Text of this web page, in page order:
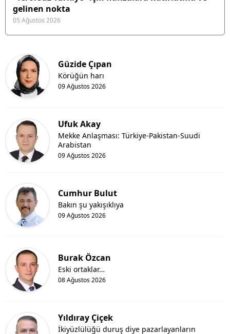
gelinen nokta
05 Ağustos 2026
Güzide Çıpan
09 Ağustos 2026
Körüğün harı
Ufuk Akay
09 Ağustos 2026
Mekke Anlaşması: Türkiye-Pakistan-Suudi
Arabistan
Cumhur Bulut
09 Ağustos 2026
Bakın şu yakışıklıya
Burak Özcan
08 Ağustos 2026
Eski ortaklar…
Yıldıray Çiçek
İkiyüzlülüğü duruş diye pazarlayanların